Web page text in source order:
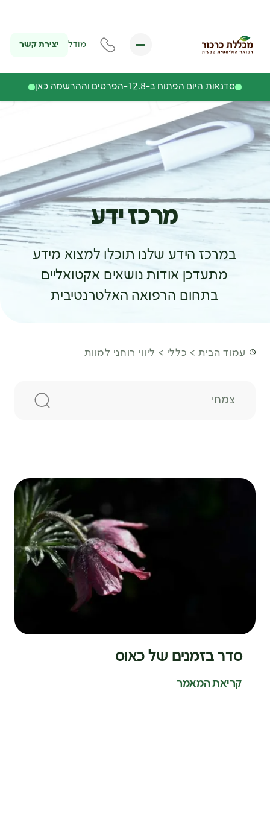
מודל יצירת קשר
סדנאות היום הפתוח ב-12.8- הפרטים וההרשמה כאן
מרכז ידע
במרכז הידע שלנו תוכלו למצוא מידע
מתעדכן אודות נושאים אקטואליים
בתחום הרפואה האלטרנטיבית
עמוד הבית כללי ליווי רוחני למוות
סדר בזמנים של כאוס
קריאת המאמר